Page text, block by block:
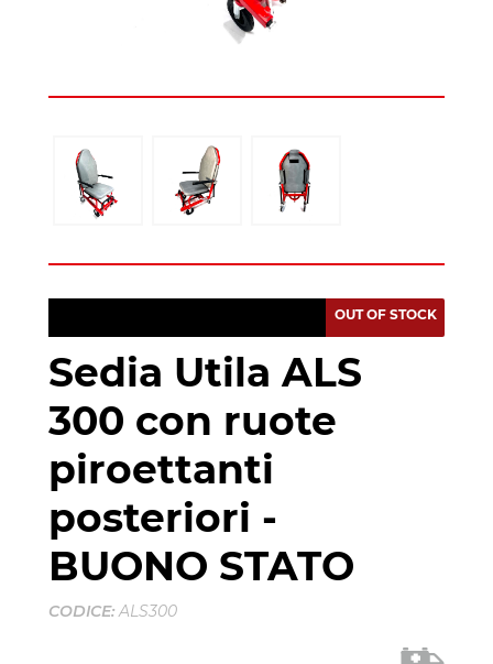
OUT OF STOCK
Sedia Utila ALS
300 con ruote
piroettanti
posteriori -
BUONO STATO
CODICE:ALS300